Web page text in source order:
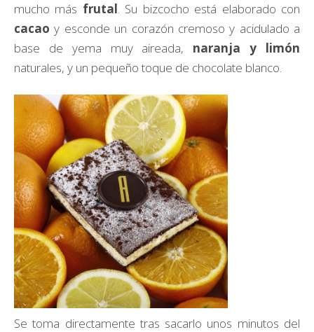
mucho más frutal. Su bizcocho está elaborado con
cacao y esconde un corazón cremoso y acidulado a
base de yema muy aireada, naranja y limón
naturales, y un pequeño toque de chocolate blanco.
Se toma directamente tras sacarlo unos minutos del